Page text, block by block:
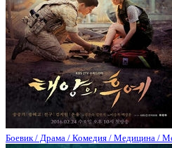
Боевик / Драма / Комедия / Медицина /